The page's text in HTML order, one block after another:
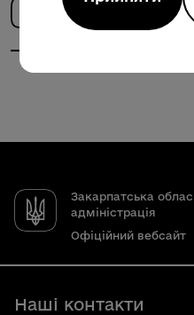
Закарпатська
адміністрація
Офіційний вебсайт
Наші контакти